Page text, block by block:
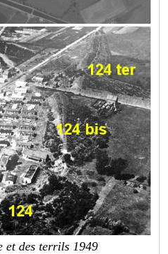
et des terrils 1949